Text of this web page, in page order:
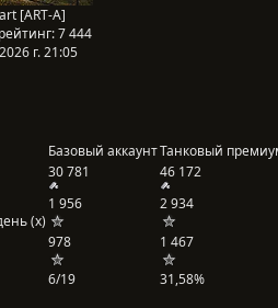
[ART-A]
7 444
г. 21:05
Базовый аккаунтТанковый
30 781
46 172
(x)
1 956 2 934
978
1 467
6/19 31,58%